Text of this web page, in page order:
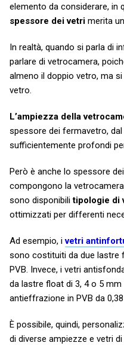
elemento da considerare, in
spessore dei vetri merita
In realtà, quando si parla di
parlare di vetrocamera,
almeno il doppio vetro, ma
vetro.
L’ampiezza della
spessore dei fermavetro,
sufficientemente profondi
Però è anche lo spessore
compongono la
sono disponibilitipologie di
ottimizzati per differenti
Ad esempio, ivetri
sono costituiti da due lastre
PVB. Invece, i vetri
da lastre float di 3, 4 o 5
antieffrazione in PVB da
È possibile, quindi,
di diverse ampiezze e vetri